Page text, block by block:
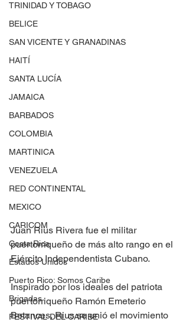
TRINIDAD Y TOBAGO
BELICE
SAN VICENTE Y GRANADINAS
HAITÍ
SANTA LUCÍA
JAMAICA
BARBADOS
COLOMBIA
MARTINICA
VENEZUELA
RED CONTINENTAL
MEXICO
CARICOM
Costa Rica
Estados Unidos
Puerto Rico: Somos Caribe
Brigadas
FESTIVAL DEL CARIBE
Juan Rius Rivera fue el militar
puertorriqueño de más alto rango en el
Ejército Independentista Cubano.
Inspirado por los ideales del patriota
puertorriqueño Ramón Emeterio
Betances, Rius se unió el movimiento